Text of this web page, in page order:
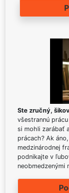
Ste zručný,
všestrannú
si mohli zarábať
prácach? Ak
medzinárodnej
podnikajte v
neobmedzenými